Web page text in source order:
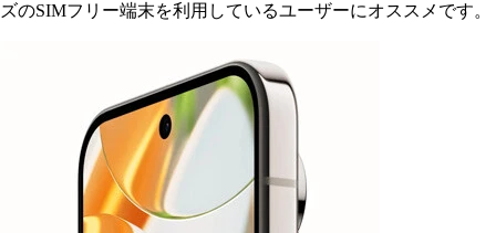
ズのSIMフリー端末を利用しているユーザーにオススメです。